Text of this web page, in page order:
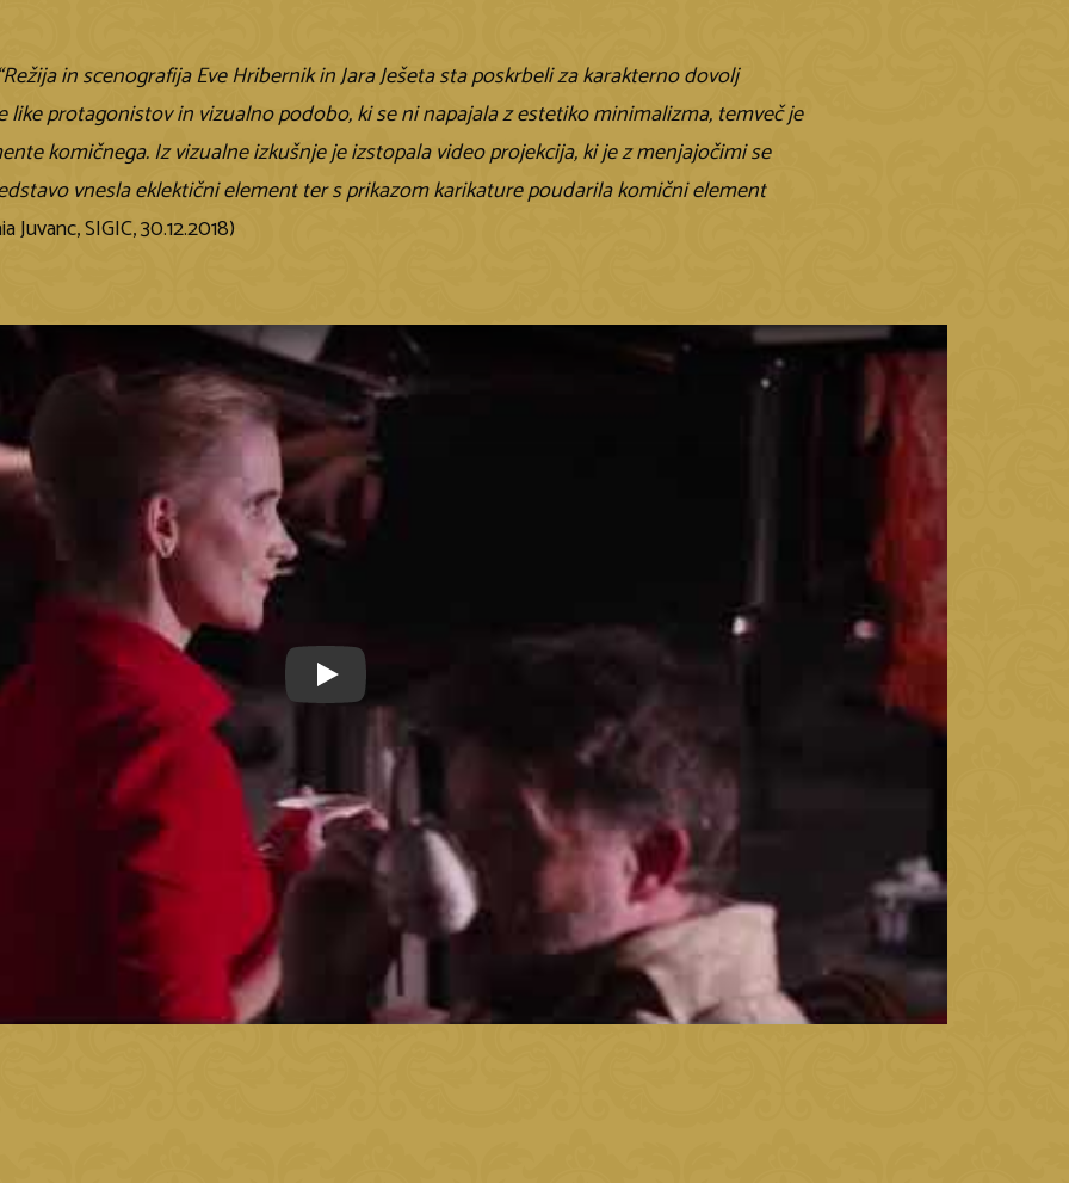
in scenografija Eve Hribernik in Jara Ješeta sta poskrbeli za karakterno dovolj
like protagonistov in vizualno podobo, ki se ni napajala z estetiko minimalizma, temveč je
komičnega. Iz vizualne izkušnje je izstopala video projekcija, ki je z menjajočimi se
vnesla eklektični element ter s prikazom karikature poudarila komični element
Juvanc, SIGIC, 30.12.2018)